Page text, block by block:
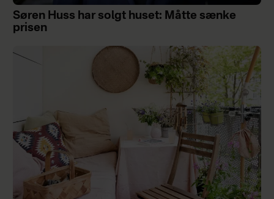
Søren Huss har solgt huset: Måtte sænke
prisen